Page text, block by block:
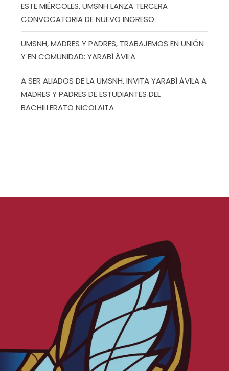
ESTE MIÉRCOLES, UMSNH LANZA TERCERA
CONVOCATORIA DE NUEVO INGRESO
UMSNH, MADRES Y PADRES, TRABAJEMOS EN UNIÓN
Y EN COMUNIDAD: YARABÍ ÁVILA
A SER ALIADOS DE LA UMSNH, INVITA YARABÍ ÁVILA A
MADRES Y PADRES DE ESTUDIANTES DEL
BACHILLERATO NICOLAITA